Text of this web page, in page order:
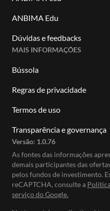
ANBIMA Edu
Dúvidas e feedbacks
MAIS INFORMAÇÕES
Bússola
Regras de privacidade
Termos de uso
Transparência e governança
Versão: 1.0.76
As fontes das informações
demais participantes das
pelos fundos de investimento.
reCAPTCHA, consulte a
serviço do Google.